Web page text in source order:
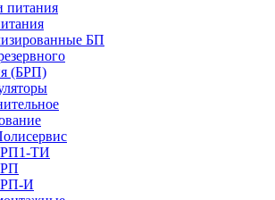
БП
(БРП)
ТИ
И